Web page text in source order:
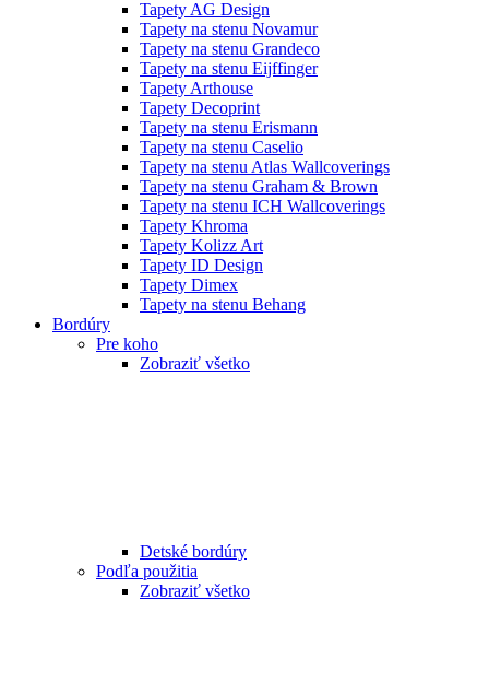
Tapety AG Design
Tapety na stenu Novamur
Tapety na stenu Grandeco
Tapety na stenu Eijffinger
Tapety Arthouse
Tapety Decoprint
Tapety na stenu Erismann
Tapety na stenu Caselio
Tapety na stenu Atlas Wallcoverings
Tapety na stenu Graham & Brown
Tapety na stenu ICH Wallcoverings
Tapety Khroma
Tapety Kolizz Art
Tapety ID Design
Tapety Dimex
Tapety na stenu Behang
Bordúry
Pre koho
Zobraziť všetko
Detské bordúry
Podľa použitia
Zobraziť všetko